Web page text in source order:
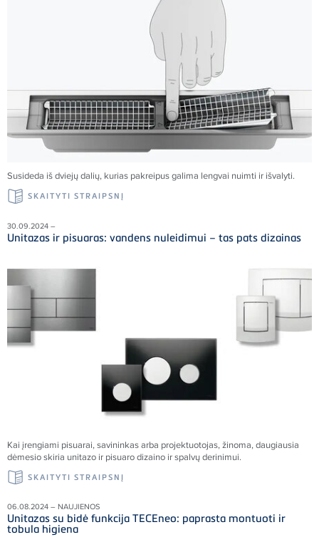
Susideda iš dviejų dalių, kurias pakreipus galima lengvai nuimti ir išvalyti.
SKAITYTI STRAIPSNĮ
30.09.2024 –
Unitazas ir pisuaras: vandens nuleidimui – tas pats dizainas
Kai įrengiami pisuarai, savininkas arba projektuotojas, žinoma, daugiausia
dėmesio skiria unitazo ir pisuaro dizaino ir spalvų derinimui.
SKAITYTI STRAIPSNĮ
06.08.2024 – NAUJIENOS
Unitazas su bidė funkcija TECEneo: paprasta montuoti ir
tobula higiena